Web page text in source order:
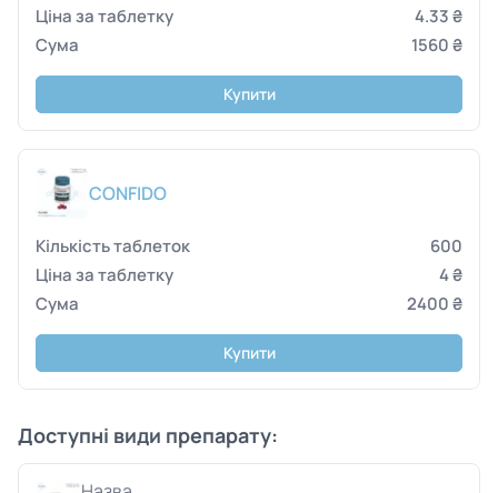
4.33 ₴
1560 ₴
Купити
CONFIDO
600
4 ₴
2400 ₴
Купити
Доступні види препарату: